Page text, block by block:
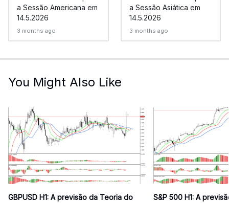
a Sessão Americana em
14.5.2026
3 months ago
a Sessão Asiática em
14.5.2026
3 months ago
You Might Also Like
GBPUSD H1: A previsão da Teoria do
S&P 500 H1: A